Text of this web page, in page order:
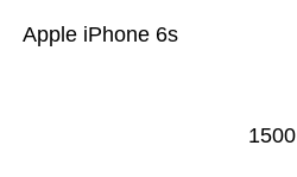
Apple iPhone 6s
1500